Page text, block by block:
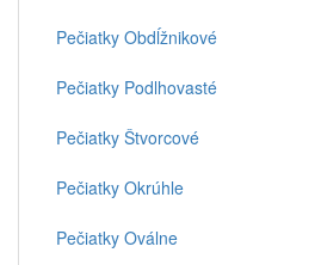
Pečiatky Obdĺžnikové
Pečiatky Podlhovasté
Pečiatky Štvorcové
Pečiatky Okrúhle
Pečiatky Oválne